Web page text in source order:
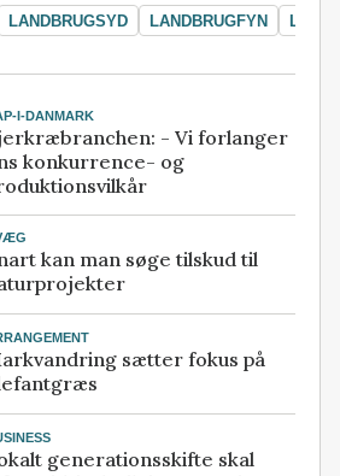
LANDBRUGSYD LANDBRUGFYN
I-DANMARK
- Vi forlanger
konkurrence- og
kan man søge tilskud til
sætter fokus på
generationsskifte skal